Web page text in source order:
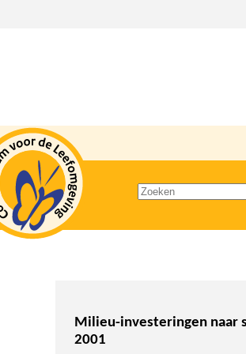
Zoeken
Milieu-investeringen naar
2001